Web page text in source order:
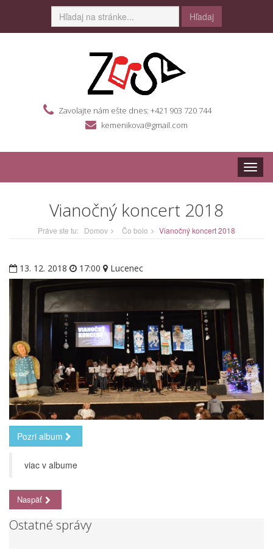
Hľadaj
Zavolajte nám ešte dnes: +421 903 720 744
kemenikova@gmail.com
Toggle
Vianočný koncert 2018
Práve ste tu: Domov Čo bolo Vianočný koncert 2018
13. 12. 2018 17:00 Lucenec
Pozri album
viac v albume
Naspäť
Ostatné správy